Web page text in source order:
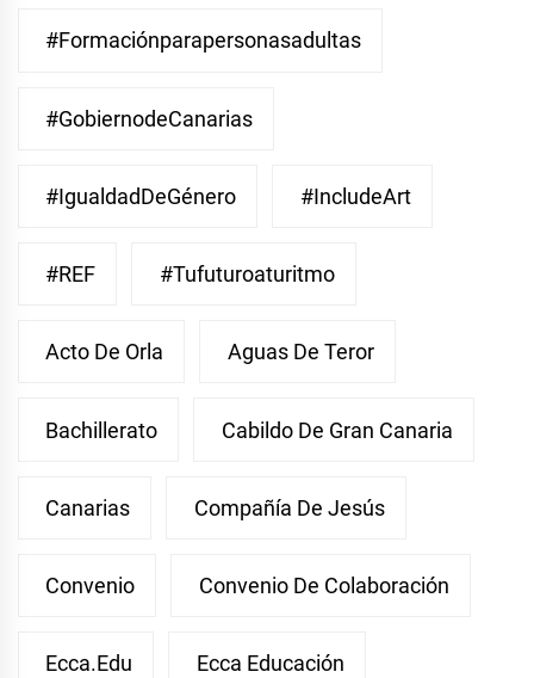
#Formaciónparapersonasadultas
#GobiernodeCanarias
#IgualdadDeGénero #IncludeArt
#REF #Tufuturoaturitmo
Acto De Orla Aguas De Teror
Bachillerato Cabildo De Gran Canaria
Canarias Compañía De Jesús
Convenio Convenio De Colaboración
Ecca.edu Ecca Educación